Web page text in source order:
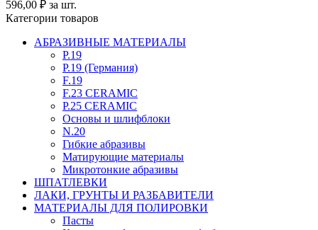
596,00 ₽ за шт.
Категории товаров
АБРАЗИВНЫЕ МАТЕРИАЛЫ
P.19
P.19 (Германия)
F.19
F.23 CERAMIC
P.25 CERAMIC
Основы и шлифблоки
N.20
Гибкие абразивы
Матирующие материалы
Микротонкие абразивы
ШПАТЛЕВКИ
ЛАКИ, ГРУНТЫ И РАЗБАВИТЕЛИ
МАТЕРИАЛЫ ДЛЯ ПОЛИРОВКИ
Пасты